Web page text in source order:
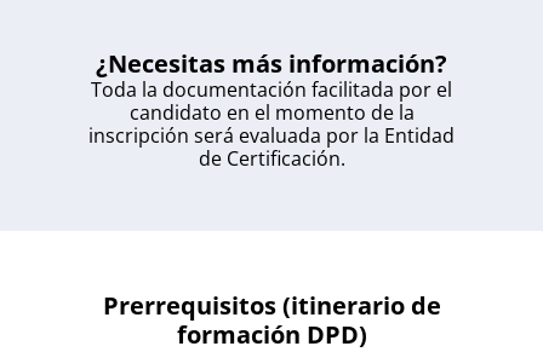
¿Necesitas más información?
Toda la documentación facilitada por el
candidato en el momento de la
inscripción será evaluada por la Entidad
de Certificación.
Prerrequisitos (itinerario de
formación DPD)